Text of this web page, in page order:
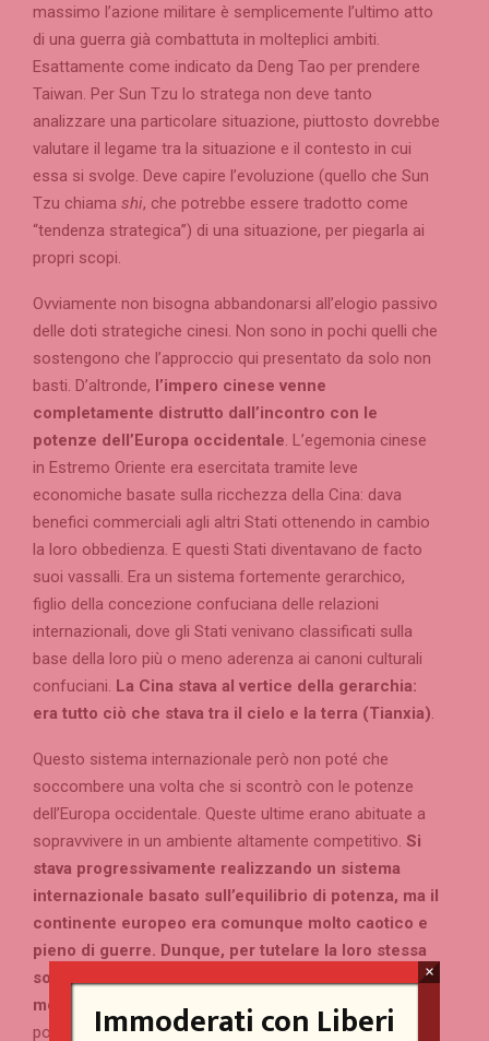
massimo l’azione militare è semplicemente l’ultimo atto
di una guerra già combattuta in molteplici ambiti.
Esattamente come indicato da Deng Tao per prendere
Taiwan. Per Sun Tzu lo stratega non deve tanto
analizzare una particolare situazione, piuttosto dovrebbe
valutare il legame tra la situazione e il contesto in cui
essa si svolge. Deve capire l’evoluzione (quello che Sun
Tzu chiama shi, che potrebbe essere tradotto come
“tendenza strategica”) di una situazione, per piegarla ai
propri scopi.
Ovviamente non bisogna abbandonarsi all’elogio passivo
delle doti strategiche cinesi. Non sono in pochi quelli che
sostengono che l’approccio qui presentato da solo non
basti. D’altronde, l’impero cinese venne
completamente distrutto dall’incontro con le
potenze dell’Europa occidentale. L’egemonia cinese
in Estremo Oriente era esercitata tramite leve
economiche basate sulla ricchezza della Cina: dava
benefici commerciali agli altri Stati ottenendo in cambio
la loro obbedienza. E questi Stati diventavano de facto
suoi vassalli. Era un sistema fortemente gerarchico,
figlio della concezione confuciana delle relazioni
internazionali, dove gli Stati venivano classificati sulla
base della loro più o meno aderenza ai canoni culturali
confuciani. La Cina stava al vertice della gerarchia:
era tutto ciò che stava tra il cielo e la terra (Tianxia).
Questo sistema internazionale però non poté che
soccombere una volta che si scontrò con le potenze
dell’Europa occidentale. Queste ultime erano abituate a
sopravvivere in un ambiente altamente competitivo. Si
stava progressivamente realizzando un sistema
internazionale basato sull’equilibrio di potenza, ma il
continente europeo era comunque molto caotico e
pieno di guerre. Dunque, per tutelare la loro stessa
sopravvivenza, gli Stati europei dovettero innovare il
modo in cui si concentrava la potenza.
Di qui alcuni
popoli presero la via del mare, riuscendo nei secoli a
Immoderati con Liberi
×